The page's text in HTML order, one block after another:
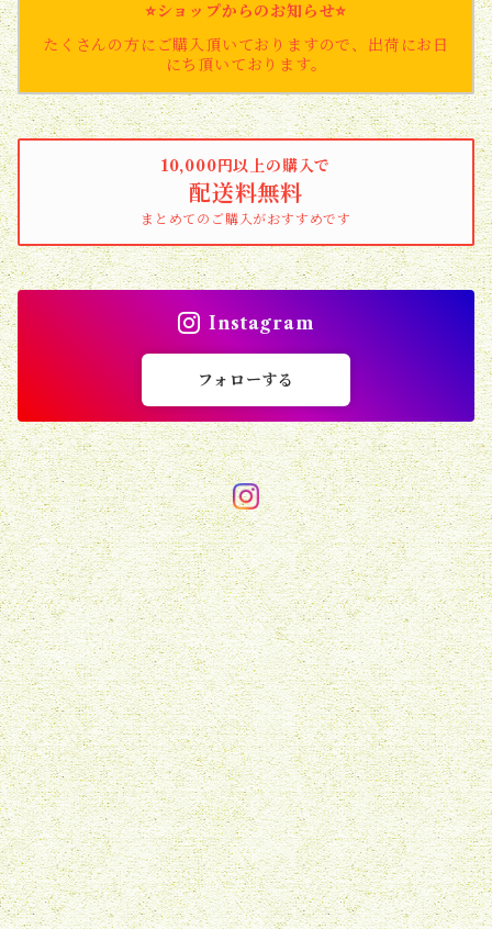
⭐️ショップからのお知らせ⭐️
たくさんの方にご購入頂いておりますので、出荷にお日
にち頂いております。
10,000円以上の購入で
配送料無料
まとめてのご購入がおすすめです
Instagram
フォローする